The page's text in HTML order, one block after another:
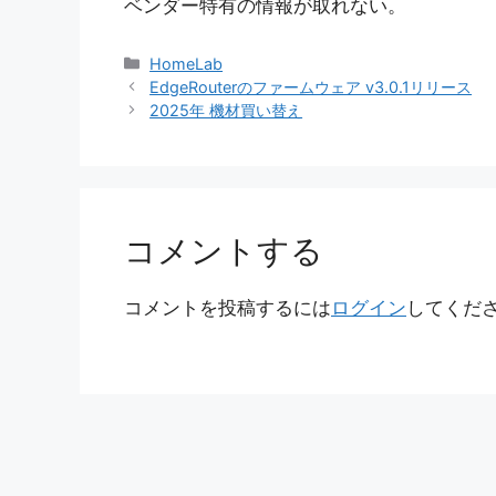
ベンダー特有の情報が取れない。
カ
テ
ゴ
HomeLab
EdgeRouterのファームウェア v3.0.1リリース
2025年 機材買い替え
コメントする
コメントを投稿するには ログイン してくだ